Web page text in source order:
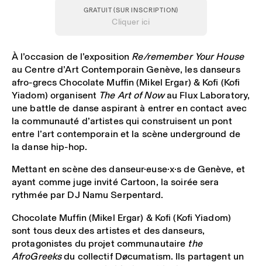
GRATUIT (SUR INSCRIPTION)
Cliquer ici
À l’occasion de l’exposition Re/remember Your House
au Centre d’Art Contemporain Genève, les danseurs
afro-grecs Chocolate Muffin (Mikel Ergar) & Kofi (Kofi
Yiadom) organisent The Art of Nowau Flux Laboratory,
une battle de danse aspirant à entrer en contact avec
la communauté d’artistes qui construisent un pont
entre l’art contemporain et la scène underground de
la danse hip-hop.
Mettant en scène des danseur·euse·x·s de Genève, et
ayant comme juge invitéCartoon, la soirée sera
rythmée par DJ Namu Serpentard.
Chocolate Muffin (Mikel Ergar) & Kofi (Kofi Yiadom)
sont tous deux des artistes et des danseurs,
protagonistes du projet communautaire the
AfroGreeksdu collectif Døcumatism. Ils partagent un